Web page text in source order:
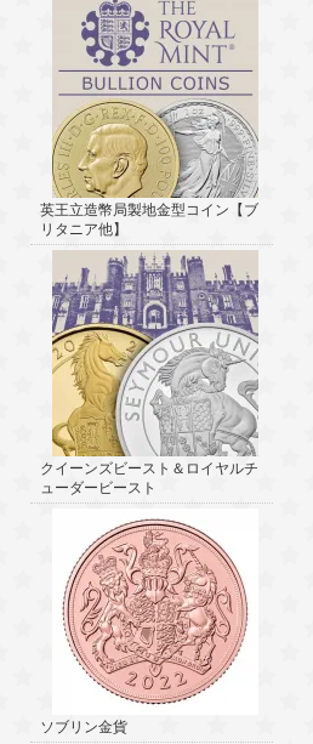
英王立造幣局製地金型コイン【ブ
リタニア他】
クイーンズビースト＆ロイヤルチ
ューダービースト
ソブリン金貨